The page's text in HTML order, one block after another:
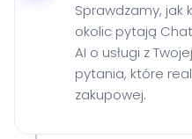
Sprawdzamy, jak
okolic pytają
AI o usługi z
pytania, które
zakupowej.